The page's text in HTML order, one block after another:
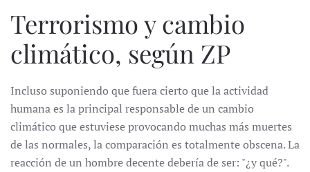
Terrorismo y cambio
climático, según ZP
Incluso suponiendo que fuera cierto que la actividad
humana es la principal responsable de un cambio
climático que estuviese provocando muchas más muertes
de las normales, la comparación es totalmente obscena. La
reacción de un hombre decente debería de ser: "¿y qué?".